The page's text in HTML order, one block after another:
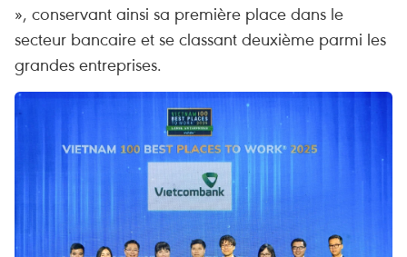
», conservant ainsi sa première place dans le
secteur bancaire et se classant deuxième parmi les
grandes entreprises.